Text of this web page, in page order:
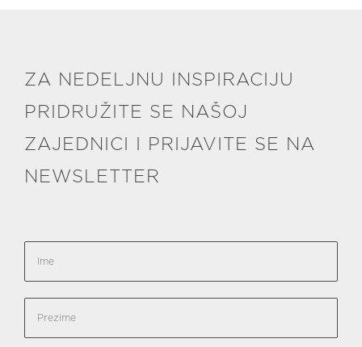
ZA NEDELJNU INSPIRACIJU
PRIDRUŽITE SE NAŠOJ
ZAJEDNICI I PRIJAVITE SE NA
NEWSLETTER